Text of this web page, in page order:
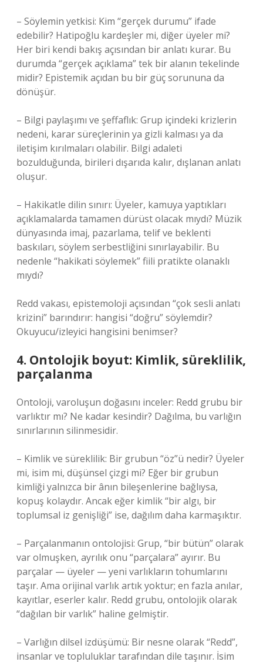
– Söylemin yetkisi: Kim “gerçek durumu” ifade
edebilir? Hatipoğlu kardeşler mi, diğer üyeler mi?
Her biri kendi bakış açısından bir anlatı kurar. Bu
durumda “gerçek açıklama” tek bir alanın tekelinde
midir? Epistemik açıdan bu bir güç sorununa da
dönüşür.
– Bilgi paylaşımı ve şeffaflık: Grup içindeki krizlerin
nedeni, karar süreçlerinin ya gizli kalması ya da
iletişim kırılmaları olabilir. Bilgi adaleti
bozulduğunda, birileri dışarıda kalır, dışlanan anlatı
oluşur.
– Hakikatle dilin sınırı: Üyeler, kamuya yaptıkları
açıklamalarda tamamen dürüst olacak mıydı? Müzik
dünyasında imaj, pazarlama, telif ve beklenti
baskıları, söylem serbestliğini sınırlayabilir. Bu
nedenle “hakikati söylemek” fiili pratikte olanaklı
mıydı?
Redd vakası, epistemoloji açısından “çok sesli anlatı
krizini” barındırır: hangisi “doğru” söylemdir?
Okuyucu/izleyici hangisini benimser?
4. Ontolojik boyut: Kimlik, süreklilik,
parçalanma
Ontoloji, varoluşun doğasını inceler: Redd grubu bir
varlıktır mı? Ne kadar kesindir? Dağılma, bu varlığın
sınırlarının silinmesidir.
– Kimlik ve süreklilik: Bir grubun “öz”ü nedir? Üyeler
mi, isim mi, düşünsel çizgi mi? Eğer bir grubun
kimliği yalnızca bir ânın bileşenlerine bağlıysa,
kopuş kolaydır. Ancak eğer kimlik “bir algı, bir
toplumsal iz genişliği” ise, dağılım daha karmaşıktır.
– Parçalanmanın ontolojisi: Grup, “bir bütün” olarak
var olmuşken, ayrılık onu “parçalara” ayırır. Bu
parçalar — üyeler — yeni varlıkların tohumlarını
taşır. Ama orijinal varlık artık yoktur; en fazla anılar,
kayıtlar, eserler kalır. Redd grubu, ontolojik olarak
“dağılan bir varlık” haline gelmiştir.
– Varlığın dilsel izdüşümü: Bir nesne olarak “Redd”,
insanlar ve topluluklar tarafından dile taşınır. İsim